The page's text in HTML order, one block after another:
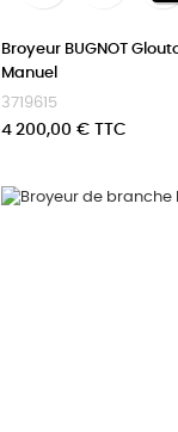
Broyeur BUGNOT
Manuel
3719615
Prix
4 200,00 € TTC